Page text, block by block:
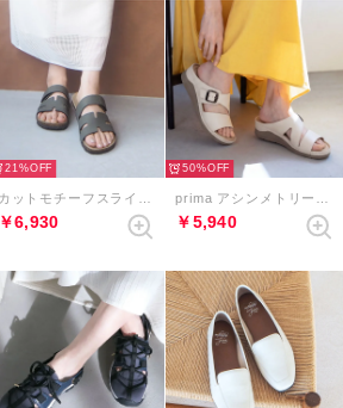
21%
￥6,930
50%
￥5,940